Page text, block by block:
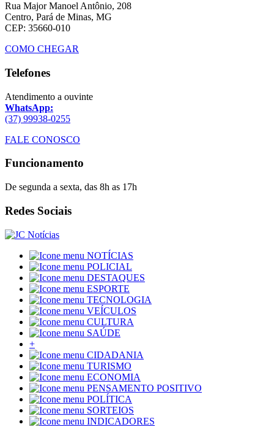
Rua Major Manoel Antônio, 208
Centro, Pará de Minas, MG
CEP: 35660-010
COMO CHEGAR
Telefones
Atendimento a ouvinte
WhatsApp:
(37) 99938-0255
FALE CONOSCO
Funcionamento
De segunda a sexta, das 8h as 17h
Redes Sociais
NOTÍCIAS
POLICIAL
DESTAQUES
ESPORTE
TECNOLOGIA
VEÍCULOS
CULTURA
SAÚDE
+
CIDADANIA
TURISMO
ECONOMIA
PENSAMENTO POSITIVO
POLÍTICA
SORTEIOS
INDICADORES